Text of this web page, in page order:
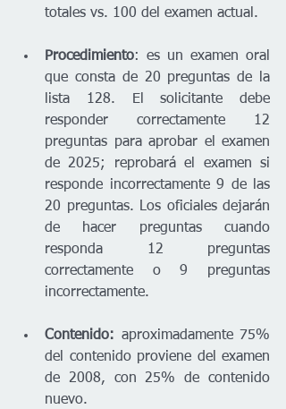
totales vs. 100 del examen actual.
Procedimiento: es un examen oral
que consta de 20 preguntas de la
lista 128. El solicitante debe
responder correctamente 12
preguntas para aprobar el examen
de 2025; reprobará el examen si
responde incorrectamente 9 de las
20 preguntas. Los oficiales dejarán
de hacer preguntas cuando
responda 12 preguntas
correctamente o 9 preguntas
incorrectamente.
Contenido: aproximadamente 75%
del contenido proviene del examen
de 2008, con 25% de contenido
nuevo.